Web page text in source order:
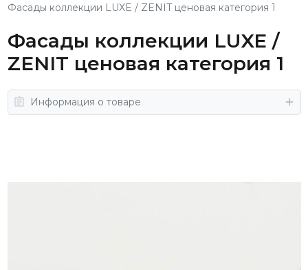
Фасады коллекции LUXE / ZENIT ценовая категория 1
Фасады коллекции LUXE /
ZENIT ценовая категория 1
Информация о товаре